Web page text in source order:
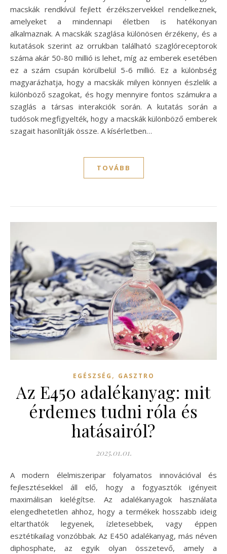
macskák rendkívül fejlett érzékszervekkel rendelkeznek,
amelyeket a mindennapi életben is hatékonyan
alkalmaznak. A macskák szaglása különösen érzékeny, és a
kutatások szerint az orrukban található szaglóreceptorok
száma akár 50-80 millió is lehet, míg az emberek esetében
ez a szám csupán körülbelül 5-6 millió. Ez a különbség
magyarázhatja, hogy a macskák milyen könnyen észlelik a
különböző szagokat, és hogy mennyire fontos számukra a
szaglás a társas interakciók során. A kutatás során a
tudósok megfigyelték, hogy a macskák különböző emberek
szagait hasonlítják össze. A kísérletben…
TOVÁBB
EGÉSZSÉG , GASZTRO
Az E450 adalékanyag: mit
érdemes tudni róla és
hatásairól?
2025.01.01.
A modern élelmiszeripar folyamatos innovációval és
fejlesztésekkel áll elő, hogy a fogyasztók igényeit
maximálisan kielégítse. Az adalékanyagok használata
elengedhetetlen ahhoz, hogy a termékek hosszabb ideig
eltarthatók legyenek, ízletesebbek, vagy éppen
esztétikailag vonzóbbak. Az E450 adalékanyag, más néven
diphosphate, az egyik olyan összetevő, amely a